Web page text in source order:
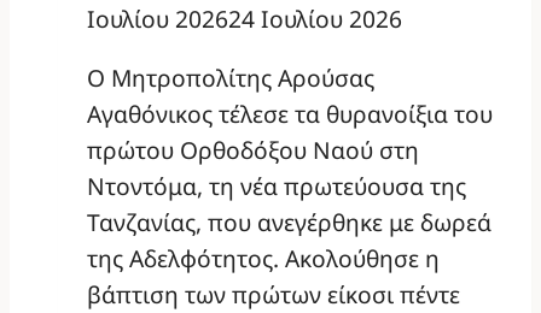
Ιουλίου 202624 Ιουλίου 2026
Ο Μητροπολίτης Αρούσας
Αγαθόνικος τέλεσε τα θυρανοίξια του
πρώτου Ορθοδόξου Ναού στη
Ντοντόμα, τη νέα πρωτεύουσα της
Τανζανίας, που ανεγέρθηκε με δωρεά
της Αδελφότητος. Ακολούθησε η
βάπτιση των πρώτων είκοσι πέντε